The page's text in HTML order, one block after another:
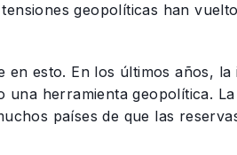
geopolíticas han
en esto. En los últimos años,
una herramienta geopolítica.
países de que las